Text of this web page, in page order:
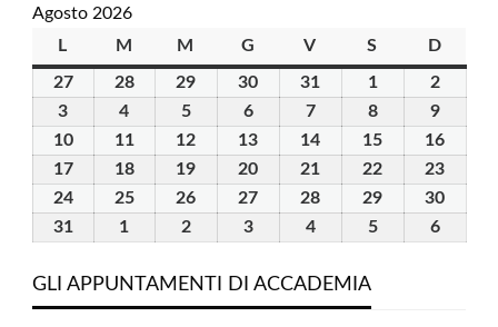
Agosto 2026
L
M martedì
M mercoledì
G giovedìV venerdì
S D
2727
Luglio
2026
2828
29 30 31 11
Agosto
2026
22
Agosto
2026
3
Agosto
2026
4
Agosto
2026
55
Agosto
2026
66
Agosto
2026
77
Agosto
2026
88
Agosto
2026
99
Agosto
2026
1010
Agosto
2026
1111
Agosto
2026
12
Agosto
13
Agosto
14
Agosto
15
Agosto
16
1717
Agosto
1818
Agosto
19
Agosto
20
Agosto
21
Agosto
22
Agosto
23
2424
Agosto
2525
Agosto
26
Agosto
27
Agosto
28
Agosto
29
Agosto
30
3131
2026
1
2026
22
2026
33
2026
44
2026
55
66
GLI APPUNTAMENTI DI ACCADEMIA